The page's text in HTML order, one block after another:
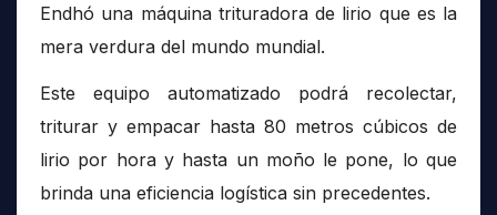
Endhó una máquina trituradora de lirio que es la
mera verdura del mundo mundial.
Este equipo automatizado podrá recolectar,
triturar y empacar hasta 80 metros cúbicos de
lirio por hora y hasta un moño le pone, lo que
brinda una eficiencia logística sin precedentes.